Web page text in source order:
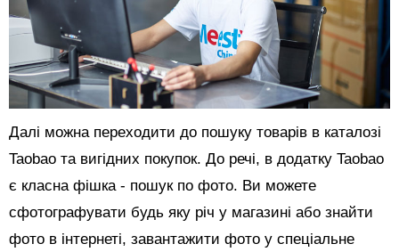
Далі можна переходити до пошуку товарів в каталозі
Taobao та вигідних покупок. До речі, в додатку Taobao
є класна фішка - пошук по фото. Ви можете
сфотографувати будь яку річ у магазині або знайти
фото в інтернеті, завантажити фото у спеціальне